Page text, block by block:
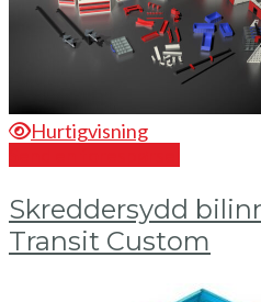
Hurtigvisning
Skreddersydd
Transit Custom